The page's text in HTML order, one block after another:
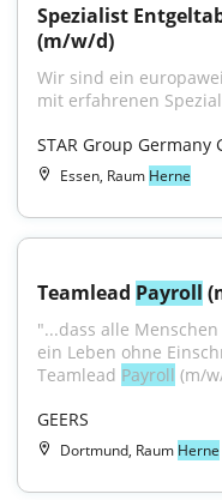
Spezialist
(m/w/d)
Wir sind ein
mit erfahrenen
STAR Group Germany
Essen, Raum Herne
Teamlead Payroll
"...dass alle
ein Leben ohne
Teamlead Payroll (m/
GEERS
Dortmund, Raum Herne